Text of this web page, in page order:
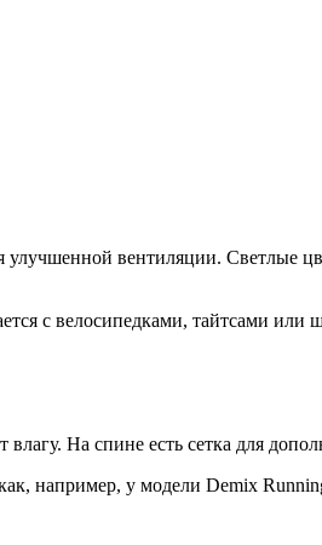
вентиляции. Светлые
с велосипедками, тайтсами или
На спине есть сетка для
например, у модели Demix